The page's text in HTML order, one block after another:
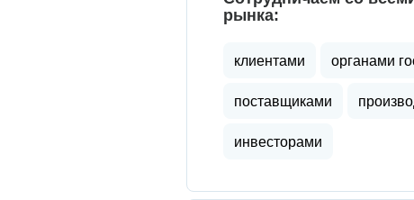
рынка:
клиентами
органами
поставщиками
инвесторами